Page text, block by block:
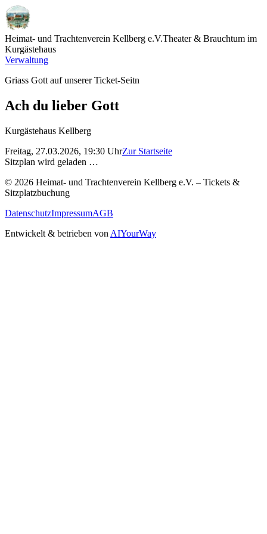
Heimat- und Trachtenverein Kellberg e.V.Theater & Brauchtum im
Kurgästehaus
Verwaltung
Griass Gott auf unserer Ticket-Seitn
Ach du lieber Gott
Kurgästehaus Kellberg
Freitag, 27.03.2026, 19:30 UhrZur Startseite
Sitzplan wird geladen …
© 2026 Heimat- und Trachtenverein Kellberg e.V. – Tickets &
Sitzplatzbuchung
DatenschutzImpressumAGB
Entwickelt & betrieben von AIYourWay